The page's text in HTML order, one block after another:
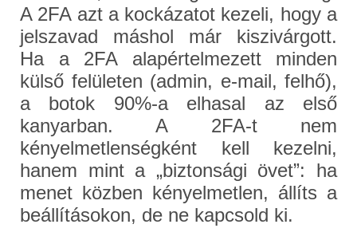
A 2FA azt a kockázatot kezeli, hogy a
jelszavad máshol már kiszivárgott.
Ha a 2FA alapértelmezett minden
külső felületen (admin, e‑mail, felhő),
a botok 90%-a elhasal az első
kanyarban. A 2FA‑t nem
kényelmetlenségként kell kezelni,
hanem mint a „biztonsági övet”: ha
menet közben kényelmetlen, állíts a
beállításokon, de ne kapcsold ki.